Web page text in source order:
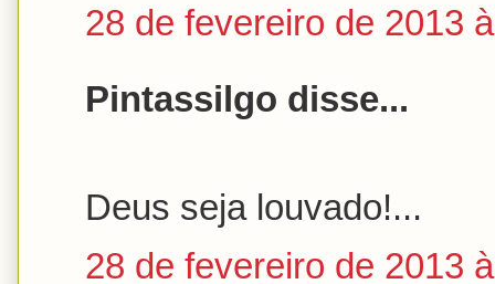
28 de fevereiro de 2013
Pintassilgo disse...
Deus seja louvado!...
28 de fevereiro de 2013